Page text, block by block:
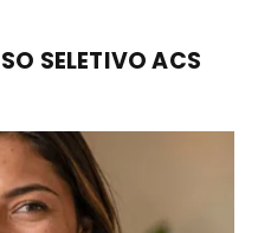
SELETIVO ACS